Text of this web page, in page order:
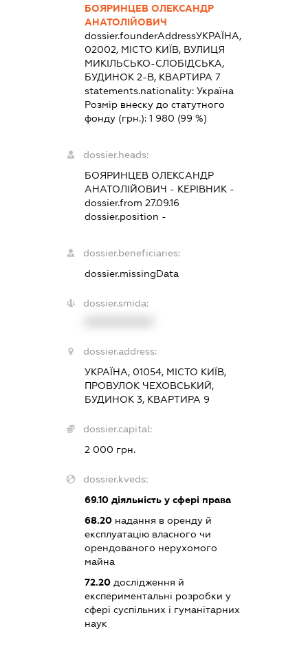
БОЯРИНЦЕВ ОЛЕКСАНДР
АНАТОЛІЙОВИЧ
dossier.founderAddressУКРАЇНА,
02002, МІСТО КИЇВ, ВУЛИЦЯ
МИКІЛЬСЬКО-СЛОБІДСЬКА,
БУДИНОК 2-В, КВАРТИРА 7
statements.nationality:Україна
Розмір внеску до статутного
фонду (грн.):1 980 (99 %)
dossier.heads:
БОЯРИНЦЕВ ОЛЕКСАНДР
АНАТОЛІЙОВИЧ - КЕРІВНИК -
dossier.from 27.09.16
dossier.position -
dossier.beneficiaries:
dossier.missingData
dossier.smida:
dossier.address:
УКРАЇНА, 01054, МІСТО КИЇВ,
ПРОВУЛОК ЧЕХОВСЬКИЙ,
БУДИНОК 3, КВАРТИРА 9
dossier.capital:
2 000 грн.
dossier.kveds:
69.10 діяльність у сфері права
68.20 надання в оренду й
експлуатацію власного чи
орендованого нерухомого
майна
72.20 дослідження й
експериментальні розробки у
сфері суспільних і гуманітарних
наук